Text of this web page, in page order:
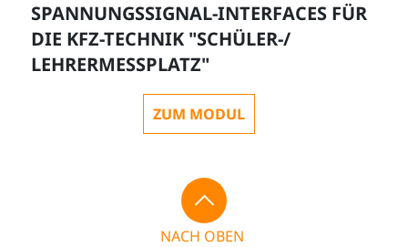
SPANNUNGSSIGNAL-INTERFACES FÜR
DIE KFZ-TECHNIK "SCHÜLER-/
LEHRERMESSPLATZ"
ZUM MODUL
NACH OBEN